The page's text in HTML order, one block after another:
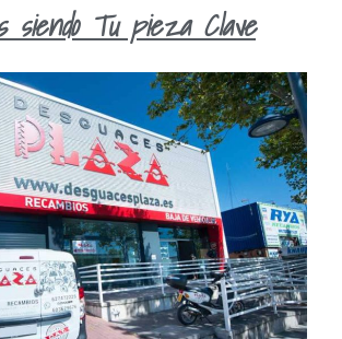
siendo Tu pieza Clave